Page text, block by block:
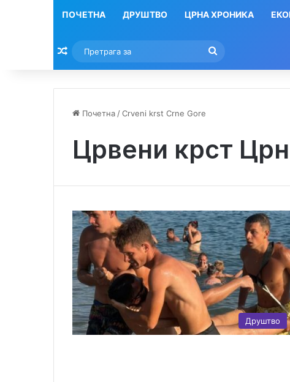
ПОЧЕТНА ДРУШТВО ЦРНА ХРОНИКА
Насумични текстови
за
Почетна /Crveni krst Crne Gore
Црвени крст
Друштво